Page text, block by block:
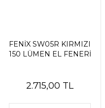
FENİX SW05R KIRMIZI
150 LÜMEN EL FENERİ
2.715,00 TL